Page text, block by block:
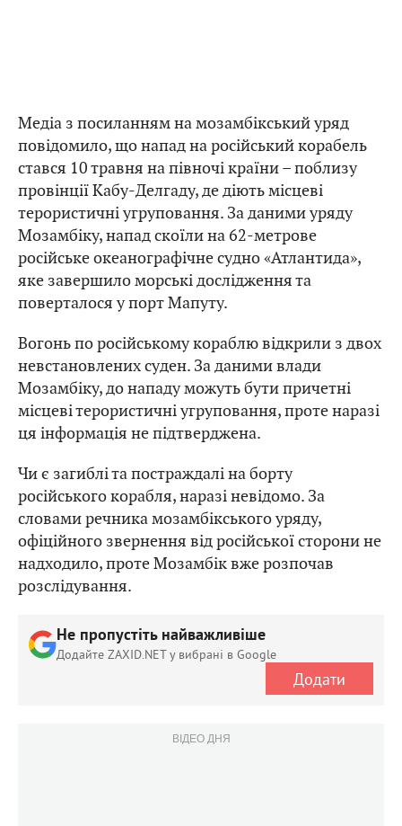
Медіа з посиланням на мозамбікський уряд
повідомило, що напад на російський корабель
стався 10 травня на півночі країни – поблизу
провінції Кабу-Делгаду, де діють місцеві
терористичні угруповання. За даними уряду
Мозамбіку, напад скоїли на 62-метрове
російське океанографічне судно «Атлантида»,
яке завершило морські дослідження та
поверталося у порт Мапуту.
Вогонь по російському кораблю відкрили з двох
невстановлених суден. За даними влади
Мозамбіку, до нападу можуть бути причетні
місцеві терористичні угруповання, проте наразі
ця інформація не підтверджена.
Чи є загиблі та постраждалі на борту
російського корабля, наразі невідомо. За
словами речника мозамбікського уряду,
офіційного звернення від російської сторони не
надходило, проте Мозамбік вже розпочав
розслідування.
Не пропустіть найважливіше
Додайте ZAXID.NET у вибрані в Google
Додати
ВІДЕО ДНЯ